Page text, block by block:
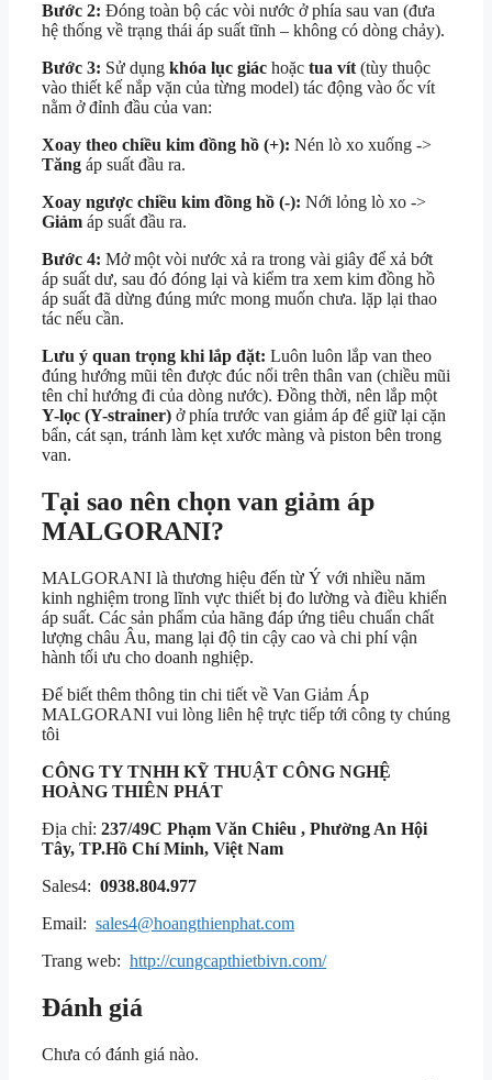
Bước 2: Đóng toàn bộ các vòi nước ở phía sau van (đưa
hệ thống về trạng thái áp suất tĩnh – không có dòng chảy).
Bước 3: Sử dụng khóa lục giác hoặc tua vít (tùy thuộc
vào thiết kế nắp vặn của từng model) tác động vào ốc vít
nằm ở đỉnh đầu của van:
Xoay theo chiều kim đồng hồ (+): Nén lò xo xuống ->
Tăng áp suất đầu ra.
Xoay ngược chiều kim đồng hồ (-): Nới lỏng lò xo ->
Giảm áp suất đầu ra.
Bước 4: Mở một vòi nước xả ra trong vài giây để xả bớt
áp suất dư, sau đó đóng lại và kiểm tra xem kim đồng hồ
áp suất đã dừng đúng mức mong muốn chưa. lặp lại thao
tác nếu cần.
Lưu ý quan trọng khi lắp đặt: Luôn luôn lắp van theo
đúng hướng mũi tên được đúc nổi trên thân van (chiều mũi
tên chỉ hướng đi của dòng nước). Đồng thời, nên lắp một
Y-lọc (Y-strainer) ở phía trước van giảm áp để giữ lại cặn
bẩn, cát sạn, tránh làm kẹt xước màng và piston bên trong
van.
Tại sao nên chọn van giảm áp
MALGORANI?
MALGORANI là thương hiệu đến từ Ý với nhiều năm
kinh nghiệm trong lĩnh vực thiết bị đo lường và điều khiển
áp suất. Các sản phẩm của hãng đáp ứng tiêu chuẩn chất
lượng châu Âu, mang lại độ tin cậy cao và chi phí vận
hành tối ưu cho doanh nghiệp.
Để biết thêm thông tin chi tiết về Van Giảm Áp
MALGORANI vui lòng liên hệ trực tiếp tới công ty chúng
tôi
CÔNG TY TNHH KỸ THUẬT CÔNG NGHỆ
HOÀNG THIÊN PHÁT
Địa chỉ: 237/49C Phạm Văn Chiêu , Phường An Hội
Tây, TP.Hồ Chí Minh, Việt Nam
Sales4: 0938.804.977
Email: sales4@hoangthienphat.com
Trang web: http://cungcapthietbivn.com/
Đánh giá
Chưa có đánh giá nào.